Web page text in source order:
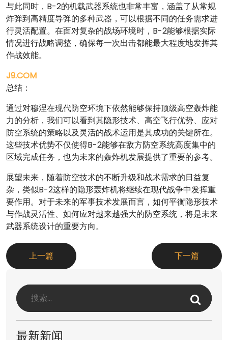
与此同时，B-2的机载武器系统也非常丰富，涵盖了从常规
炸弹到高精度导弹的多种武器，可以根据不同的任务需求进
行灵活配置。在面对复杂的战场环境时，B-2能够根据实际
情况进行战略调整，确保每一次出击都能最大程度地发挥其
作战效能。
J9.COM
总结：
通过对穆涅在现代防空环境下依然能够保持顶级高空轰炸能
力的分析，我们可以看到其隐形技术、高空飞行优势、应对
防空系统的策略以及灵活的战术运用是其成功的关键所在。
这些技术优势不仅使得B-2能够在敌方防空系统高度集中的
区域完成任务，也为未来的轰炸机发展提供了重要的参考。
展望未来，随着防空技术的不断升级和战术需求的日益复
杂，类似B-2这样的隐形轰炸机将继续在现代战争中发挥重
要作用。对于未来的军事技术发展而言，如何平衡隐形技术
与作战灵活性、如何应对越来越强大的防空系统，将是未来
武器系统设计的重要方向。
上一篇 下一篇
最新新闻